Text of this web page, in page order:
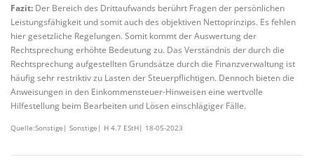
Fazit: Der Bereich des Drittaufwands berührt Fragen der persönlichen
Leistungsfähigkeit und somit auch des objektiven Nettoprinzips. Es fehlen
hier gesetzliche Regelungen. Somit kommt der Auswertung der
Rechtsprechung erhöhte Bedeutung zu. Das Verständnis der durch die
Rechtsprechung aufgestellten Grundsätze durch die Finanzverwaltung ist
häufig sehr restriktiv zu Lasten der Steuerpflichtigen. Dennoch bieten die
Anweisungen in den Einkommensteuer-Hinweisen eine wertvolle
Hilfestellung beim Bearbeiten und Lösen einschlägiger Fälle.
Quelle:Sonstige| Sonstige| H 4.7 EStH| 18-05-2023